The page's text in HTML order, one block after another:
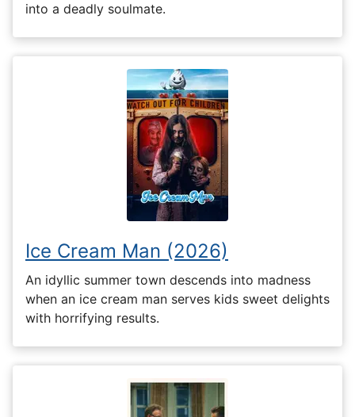
into a deadly soulmate.
Ice Cream Man (2026)
An idyllic summer town descends into madness
when an ice cream man serves kids sweet delights
with horrifying results.